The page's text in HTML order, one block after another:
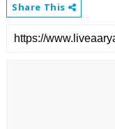
Share This